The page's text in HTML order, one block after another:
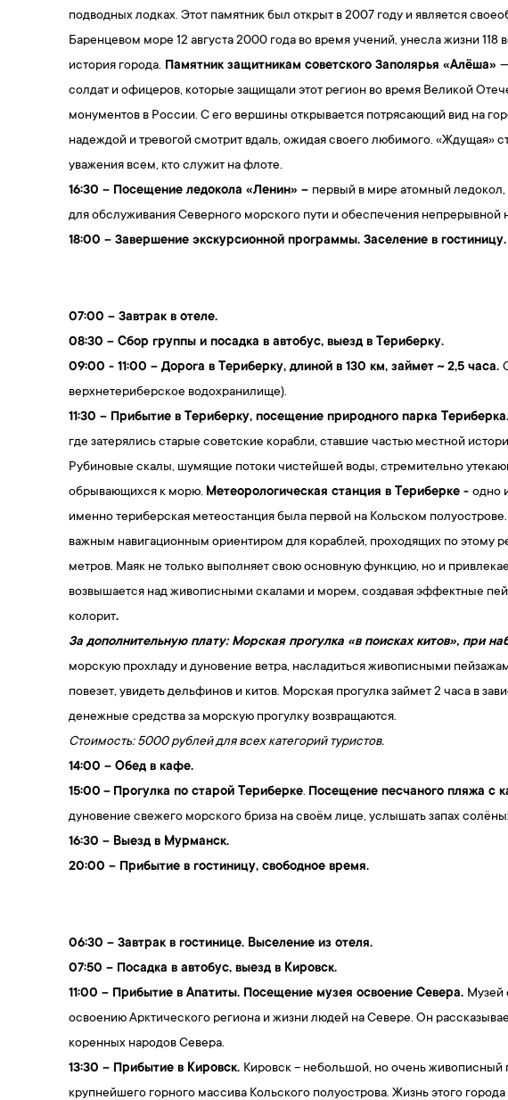
подводных лодках. Этот памятник был открыт в 2007 году и является
Баренцевом море 12 августа 2000 года во время учений, унесла жизни 118
история города. Памятник защитникам советского Заполярья «Алёша»
солдат и офицеров, которые защищали этот регион во время Великой
монументов в России. С его вершины открывается потрясающий вид на
надеждой и тревогой смотрит вдаль, ожидая своего любимого. «Ждущая»
уважения всем, кто служит на флоте.
16:30 – Посещение ледокола «Ленин» – первый в мире атомный
для обслуживания Северного морского пути и обеспечения
18:00 – Завершение экскурсионной программы. Заселение в
07:00 – Завтрак в отеле.
08:30 – Сбор группы и посадка в автобус, выезд в Териберку.
09:00 - 11:00 – Дорога в Териберку, длиной в 130 км, займет ~ 2,5 часа.
верхнетериберское водохранилище).
11:30 – Прибытие в Териберку, посещение природного парка Териберка.
где затерялись старые советские корабли, ставшие частью местной
Рубиновые скалы, шумящие потоки чистейшей воды, стремительно
обрывающихся к морю. Метеорологическая станция в Териберке - одно
именно териберская метеостанция была первой на Кольском
важным навигационным ориентиром для кораблей, проходящих по этому
метров. Маяк не только выполняет свою основную функцию, но и
возвышается над живописными скалами и морем, создавая эффектные
колорит.
За дополнительную плату: Морская прогулка «в поисках китов», при
морскую прохладу и дуновение ветра, насладиться живописными
повезет, увидеть дельфинов и китов. Морская прогулка займет 2 часа в
денежные средства за морскую прогулку возвращаются.
Стоимость: 5000 рублей для всех категорий туристов.
14:00 – Обед в кафе.
15:00 – Прогулка по старой Териберке. Посещение песчаного пляжа с
дуновение свежего морского бриза на своём лице, услышать запах
16:30 – Выезд в Мурманск.
20:00 – Прибытие в гостиницу, свободное время.
06:30 – Завтрак в гостинице. Выселение из отеля.
07:50 – Посадка в автобус, выезд в Кировск.
11:00 – Прибытие в Апатиты. Посещение музея освоение Севера. Музей
освоению Арктического региона и жизни людей на Севере. Он
коренных народов Севера.
13:30 – Прибытие в Кировск. Кировск – небольшой, но очень живописный
крупнейшего горного массива Кольского полуострова. Жизнь этого